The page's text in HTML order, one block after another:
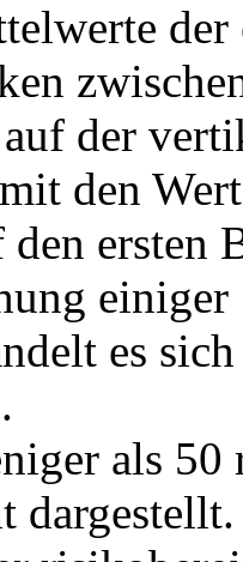
der
den
ersten
es
als 50
dargestellt.